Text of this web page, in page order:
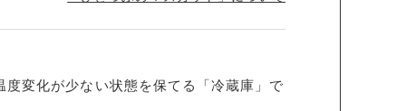
変化が少ない状態を保てる「冷蔵庫」で